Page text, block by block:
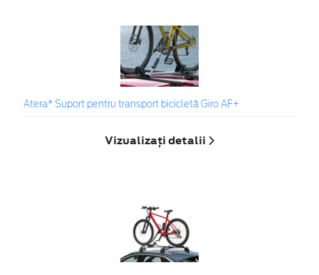
Atera* Suport pentru transport bicicletă Giro AF+
Vizualizați detalii